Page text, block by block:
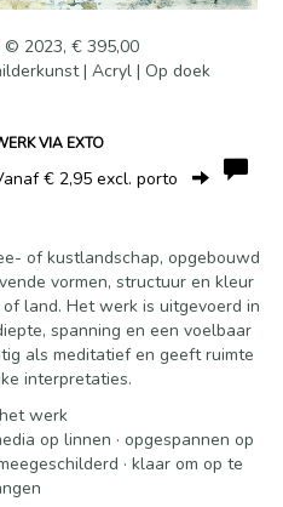
© 2023, € 395,00
| Acryl | Op doek
VIA EXTO
€ 2,95 excl. porto
of kustlandschap, opgebouwd
vormen, structuur en kleur
land. Het werk is uitgevoerd in
spanning en een voelbaar
als meditatief en geeft ruimte
interpretaties.
werk
op linnen · opgespannen op
· klaar om op te